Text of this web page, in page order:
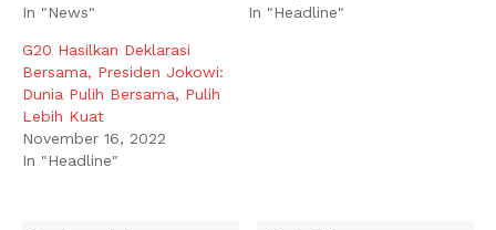
In "News"
In "Headline"
G20 Hasilkan Deklarasi
Bersama, Presiden Jokowi:
Dunia Pulih Bersama, Pulih
Lebih Kuat
November 16, 2022
In "Headline"